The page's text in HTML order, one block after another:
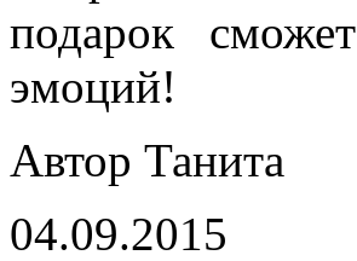
подарок
эмоций!
Автор Танита
04.09.2015